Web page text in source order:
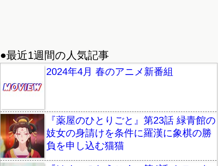
●最近1週間の人気記事
2024年4月 春のアニメ新番組
『薬屋のひとりごと』第23話 緑青館の
妓女の身請けを条件に羅漢に象棋の勝
負を申し込む猫猫